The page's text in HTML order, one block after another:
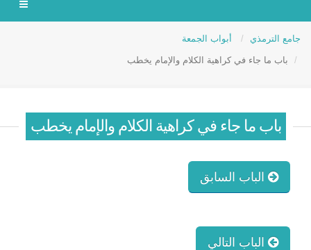
جامع الترمذي أبواب الجمعة
باب ما جاء في كراهية الكلام والإمام يخطب
باب ما جاء في كراهية الكلام والإمام يخطب
الباب السابق
الباب التالي